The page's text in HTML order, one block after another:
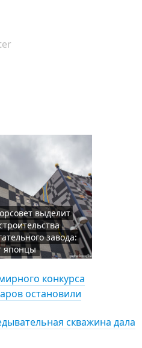
выделит
завода:
японцы
конкурса
остановили
скважина дала